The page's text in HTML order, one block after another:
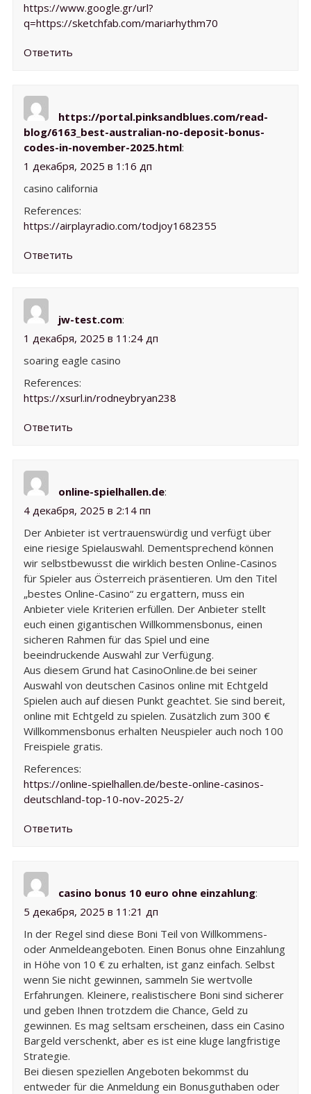
https://www.google.gr/url?
q=https://sketchfab.com/mariarhythm70
Ответить
https://portal.pinksandblues.com/read-
blog/6163_best-australian-no-deposit-bonus-
codes-in-november-2025.html:
1 декабря, 2025 в 1:16 дп
casino california
References:
https://airplayradio.com/todjoy1682355
Ответить
jw-test.com:
1 декабря, 2025 в 11:24 дп
soaring eagle casino
References:
https://xsurl.in/rodneybryan238
Ответить
online-spielhallen.de:
4 декабря, 2025 в 2:14 пп
Der Anbieter ist vertrauenswürdig und verfügt über
eine riesige Spielauswahl. Dementsprechend können
wir selbstbewusst die wirklich besten Online-Casinos
für Spieler aus Österreich präsentieren. Um den Titel
„bestes Online-Casino“ zu ergattern, muss ein
Anbieter viele Kriterien erfüllen. Der Anbieter stellt
euch einen gigantischen Willkommensbonus, einen
sicheren Rahmen für das Spiel und eine
beeindruckende Auswahl zur Verfügung.
Aus diesem Grund hat CasinoOnline.de bei seiner
Auswahl von deutschen Casinos online mit Echtgeld
Spielen auch auf diesen Punkt geachtet. Sie sind bereit,
online mit Echtgeld zu spielen. Zusätzlich zum 300 €
Willkommensbonus erhalten Neuspieler auch noch 100
Freispiele gratis.
References:
https://online-spielhallen.de/beste-online-casinos-
deutschland-top-10-nov-2025-2/
Ответить
casino bonus 10 euro ohne einzahlung:
5 декабря, 2025 в 11:21 дп
In der Regel sind diese Boni Teil von Willkommens-
oder Anmeldeangeboten. Einen Bonus ohne Einzahlung
in Höhe von 10 € zu erhalten, ist ganz einfach. Selbst
wenn Sie nicht gewinnen, sammeln Sie wertvolle
Erfahrungen. Kleinere, realistischere Boni sind sicherer
und geben Ihnen trotzdem die Chance, Geld zu
gewinnen. Es mag seltsam erscheinen, dass ein Casino
Bargeld verschenkt, aber es ist eine kluge langfristige
Strategie.
Bei diesen speziellen Angeboten bekommst du
entweder für die Anmeldung ein Bonusguthaben oder